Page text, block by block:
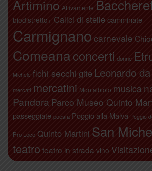
Artimino Attivamente
biodistretto+ Calici di stellecamminate
Carmignano carnevale
Comeanaconcerti donne
Michele fichi secchi gite Leonardo
mercati mercatini Montalbiolo musica
Pandora Parco Museo Quinto
passeggiate poesia Poggio alla Malva Poggio
Pro Loco Quinto Martini San
teatro teatro in strada vino